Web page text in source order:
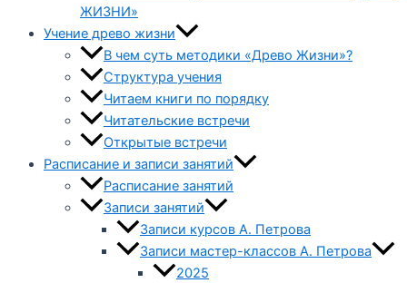
ЖИЗНИ»
Учение древо жизни
В чем суть методики «Древо Жизни»?
Структура учения
Читаем книги по порядку
Читательские встречи
Открытые встречи
Расписание и записи занятий
Расписание занятий
Записи занятий
Записи курсов А. Петрова
Записи мастер-классов А. Петрова
2025